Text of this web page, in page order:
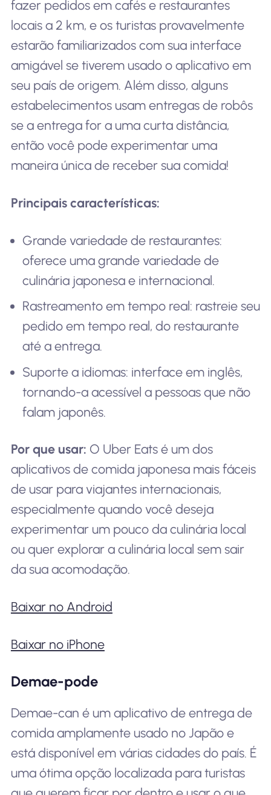
fazer pedidos em cafés e restaurantes
locais a 2 km, e os turistas provavelmente
estarão familiarizados com sua interface
amigável se tiverem usado o aplicativo em
seu país de origem. Além disso, alguns
estabelecimentos usam entregas de robôs
se a entrega for a uma curta distância,
então você pode experimentar uma
maneira única de receber sua comida!
Principais características:
Grande variedade de restaurantes:
oferece uma grande variedade de
culinária japonesa e internacional.
Rastreamento em tempo real: rastreie seu
pedido em tempo real, do restaurante
até a entrega.
Suporte a idiomas: interface em inglês,
tornando-a acessível a pessoas que não
falam japonês.
Por que usar: O Uber Eats é um dos
aplicativos de comida japonesa mais fáceis
de usar para viajantes internacionais,
especialmente quando você deseja
experimentar um pouco da culinária local
ou quer explorar a culinária local sem sair
da sua acomodação.
Baixar no Android
Baixar no iPhone
Demae-pode
Demae-can é um aplicativo de entrega de
comida amplamente usado no Japão e
está disponível em várias cidades do país. É
uma ótima opção localizada para turistas